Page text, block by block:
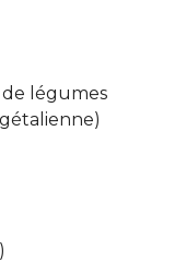
légumes